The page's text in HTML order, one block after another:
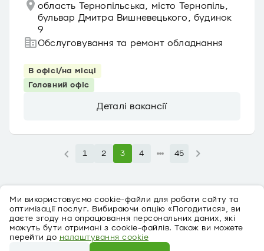
Ми використовуємо cookie-файли для роботи сайту та
оптимізації послуг. Вибираючи опцію «Погодитися», ви
даєте згоду на опрацювання персональних даних, які
можуть бути отримані з cookie-файлів. Також ви можете
перейти до налаштування cookie
область Тернопільська, місто Тернопіль,
бульвар Дмитра Вишневецького, будинок
9
Обслуговування та ремонт обладнання
В офісі/на місці
Головний офіс
Деталі вакансії
1 2 3 4 45